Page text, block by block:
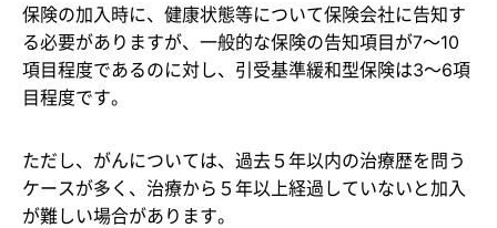
保険の加入時に、健康状態等について保険会社に告知す
る必要がありますが、一般的な保険の告知項目が7～10
項目程度であるのに対し、引受基準緩和型保険は3～6項
目程度です。
ただし、がんについては、過去５年以内の治療歴を問う
ケースが多く、治療から５年以上経過していないと加入
が難しい場合があります。